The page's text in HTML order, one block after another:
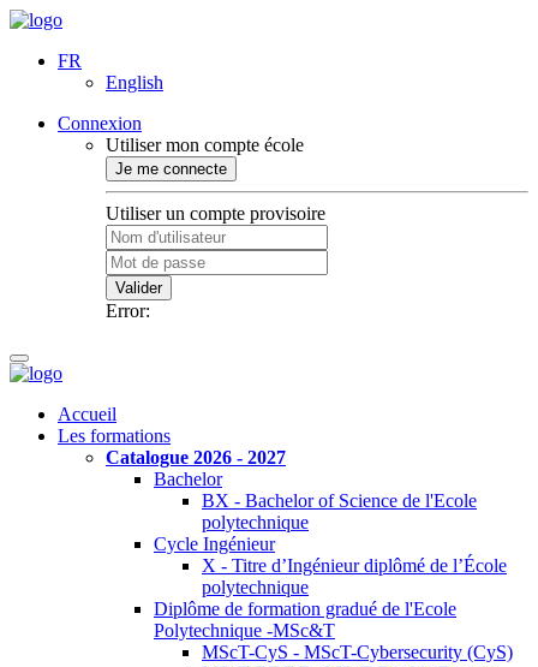
FR
English
Connexion
Utiliser mon compte école
Je me connecte
Utiliser un compte provisoire
Valider
Error:
Accueil
Les formations
Catalogue 2026 - 2027
Bachelor
BX - Bachelor of Science de l'Ecole
polytechnique
Cycle Ingénieur
X - Titre d’Ingénieur diplômé de l’École
polytechnique
Diplôme de formation gradué de l'Ecole
Polytechnique -MSc&T
MScT-CyS - MScT-Cybersecurity (CyS)